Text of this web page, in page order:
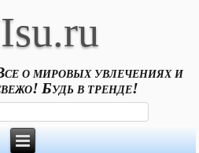
о мировых увлечениях и
Будь в тренде!